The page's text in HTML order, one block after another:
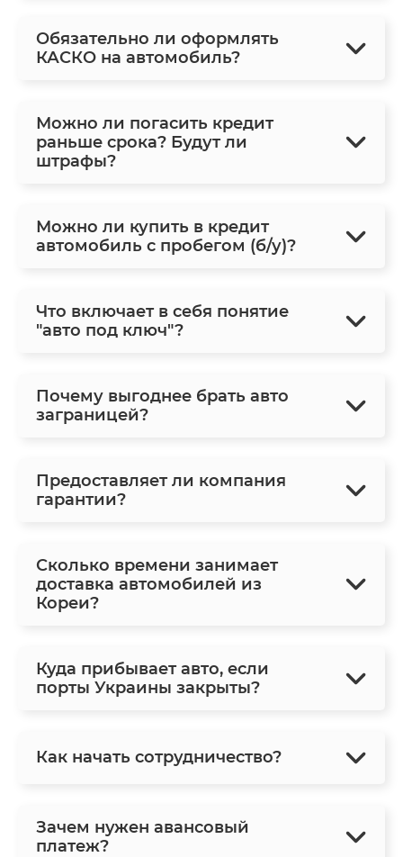
Обязательно ли оформлять
КАСКО на автомобиль?
Можно ли погасить кредит
раньше срока? Будут ли
штрафы?
Можно ли купить в кредит
автомобиль с пробегом (б/у)?
Что включает в себя понятие
"авто под ключ"?
Почему выгоднее брать авто
заграницей?
Предоставляет ли компания
гарантии?
Сколько времени занимает
доставка автомобилей из
Кореи?
Куда прибывает авто, если
порты Украины закрыты?
Как начать сотрудничество?
Зачем нужен авансовый
платеж?